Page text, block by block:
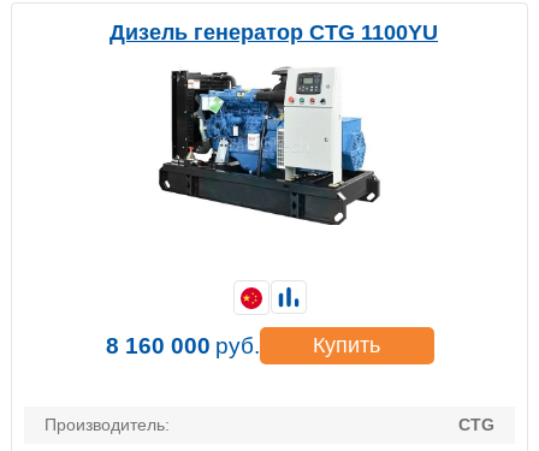
Дизель генератор CTG 1100YU
Производитель:
CTG
8 160 000 руб. Купить